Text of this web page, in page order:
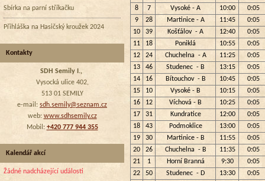
8
7 Vysoké - A 10:00
0:05
9
28 Martinice - A 11:45
0:05
10
39 Košťálov - A 12:40
0:05
11
18 Poniklá 10:55
0:05
12
24 Chuchelna - A 11:25
0:05
13
46 Studenec - B 13:15
0:05
14
16 Bítouchov - B 10:45
0:05
15
10 Vysoké - B 10:15
0:05
16
12 Víchová - B 10:25
0:05
17
31 Kundratice 12:00
0:05
18
43 Podmoklice 13:00
0:05
19
30 Martinice - B 11:55
0:05
20
26 Chuchelna - B 11:35
0:05
21
1 Horní Branná 9:30
0:05
22
50 Studenec - D 13:30
0:05
Sbírka na parní stříkačku
Přihláška na Hasičský kroužek 2024
Kontakty
SDH Semily I.,
Vysocká ulice 402,
513 01 SEMILY
e-mail: sdh.semily@seznam.cz
web: www.sdhsemily.cz
Mobil: +420 777 944 355
Kalendář akcí
Žádné nadcházející události